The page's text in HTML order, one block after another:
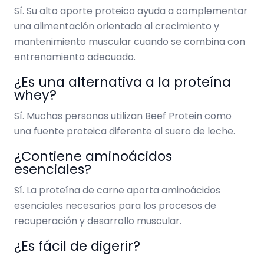
Sí. Su alto aporte proteico ayuda a complementar
una alimentación orientada al crecimiento y
mantenimiento muscular cuando se combina con
entrenamiento adecuado.
¿Es una alternativa a la proteína
whey?
Sí. Muchas personas utilizan Beef Protein como
una fuente proteica diferente al suero de leche.
¿Contiene aminoácidos
esenciales?
Sí. La proteína de carne aporta aminoácidos
esenciales necesarios para los procesos de
recuperación y desarrollo muscular.
¿Es fácil de digerir?